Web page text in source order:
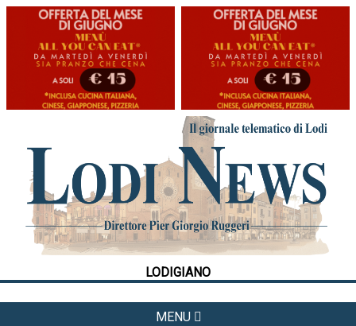
LODIGIANO
MENU
HOME
CRONACA
POLITICA
LA FOTO
METEO
CULTURA